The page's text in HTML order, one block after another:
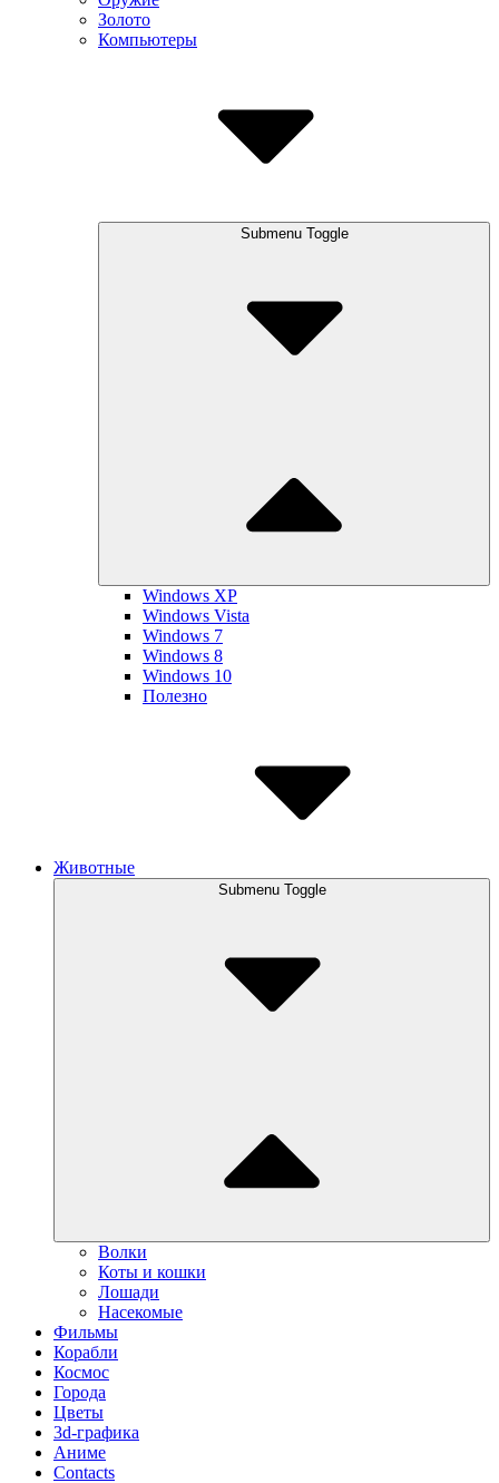
Золото
Компьютеры
Submenu Toggle
Windows XP
Windows Vista
Windows 7
Windows 8
Windows 10
Полезно
Животные
Submenu Toggle
Волки
Коты и кошки
Лошади
Насекомые
Фильмы
Корабли
Космос
Города
Цветы
3d-графика
Аниме
Contacts